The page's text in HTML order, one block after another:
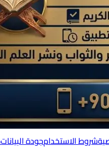
جودة البياناتشروط الاستخدام